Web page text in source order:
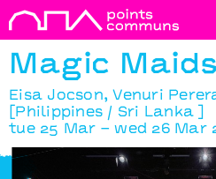
Magic Maids
Eisa Jocson, Venuri
[Philippines / Sri Lanka ]
tue 25 Mar – wed 26 Mar